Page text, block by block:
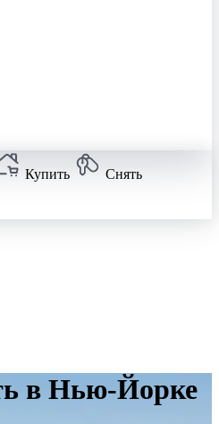
Купить Снять
в Нью-Йорке